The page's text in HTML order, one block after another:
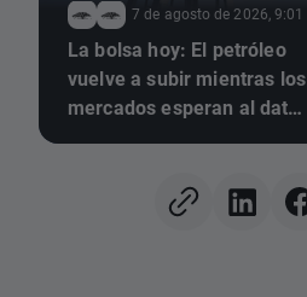
7 de agosto de 2026, 9:01
La bolsa hoy: El petróleo
vuelve a subir mientras los
mercados esperan al dato